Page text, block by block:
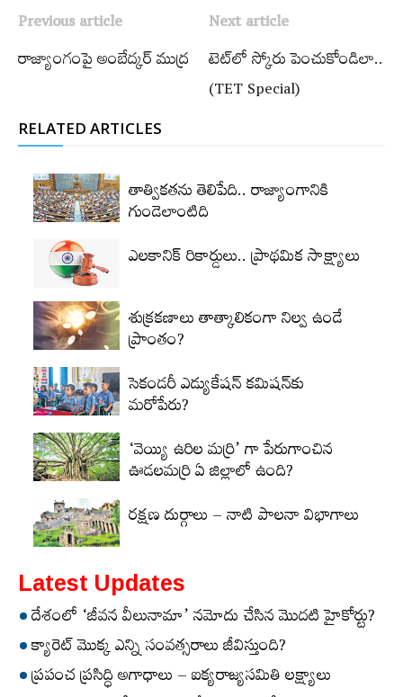
Previous article
రాజ్యాంగంపై అంబేద్కర్ ముద్ర
Next article
టెట్‌లో స్కోరు పెంచుకోండిలా..
(TET Special)
RELATED ARTICLES
తాత్వికతను తెలిపేది.. రాజ్యాంగానికి
గుండెలాంటిది
ఎలకానిక్‌ రికార్డులు.. ప్రాథమిక సాక్ష్యాలు
శుక్రకణాలు తాత్కాలికంగా నిల్వ ఉండే
ప్రాంతం?
సెకండరీ ఎడ్యుకేషన్‌ కమిషన్‌కు
మరోపేరు?
‘వెయ్యి ఉరిల మర్రి’ గా పేరుగాంచిన
ఊడలమర్రి ఏ జిల్లాలో ఉంది?
రక్షణ దుర్గాలు – నాటి పాలనా విభాగాలు
Latest Updates
దేశంలో ‘జీవన వీలునామా’ నమోదు చేసిన మొదటి హైకోర్టు?
క్యారెట్‌ మొక్క ఎన్ని సంవత్సరాలు జీవిస్తుంది?
ప్రపంచ ప్రసిద్ధి అగాధాలు – ఐక్యరాజ్యసమితి లక్ష్యాలు